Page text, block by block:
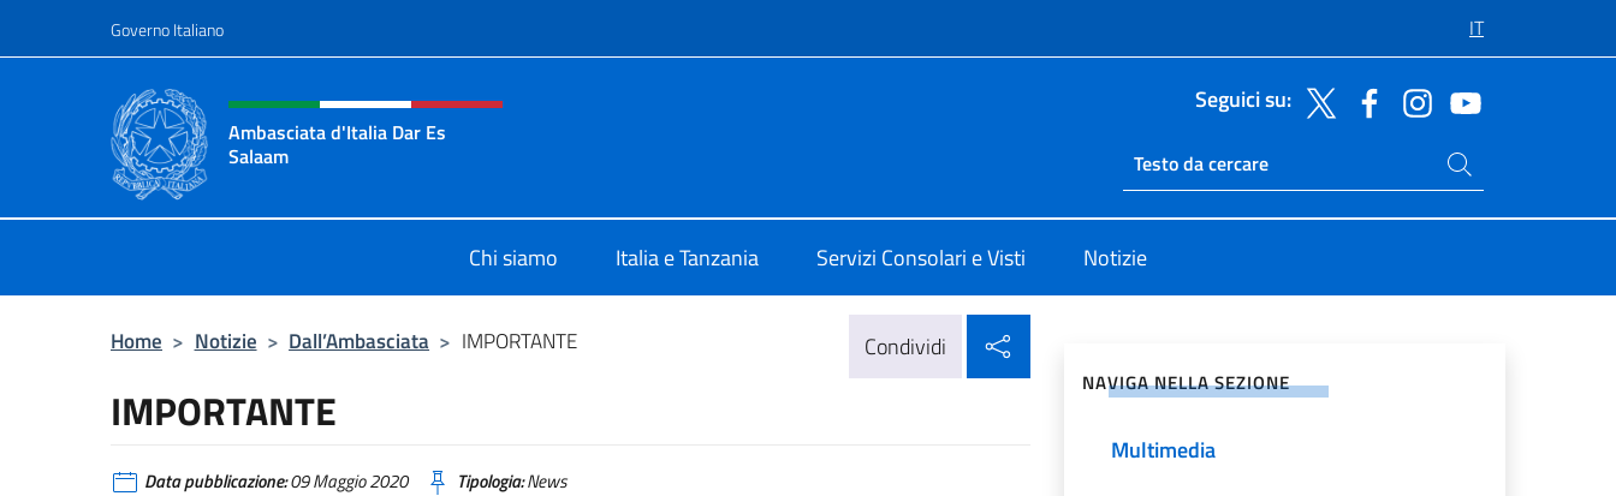
Governo Italiano IT
Intestazione sito, social e menù
Ambasciata d'Italia Dar Es
Salaam
Seguici su:
Ricerca sito live
Cerca nel sito
Chi siamo Italia e Tanzania Servizi Consolari e Visti Notizie
Home > Notizie > Dall’Ambasciata > IMPORTANTE Condividi
IMPORTANTE
Data pubblicazione:09 Maggio 2020 Tipologia:News
NAVIGA NELLA SEZIONE
Multimedia